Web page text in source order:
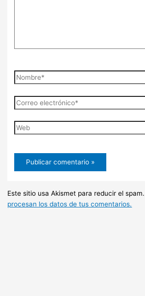
Nombre*
Correo
electrónico*
Web
Este sitio usa Akismet para reducir el
procesan los datos de tus comentarios.